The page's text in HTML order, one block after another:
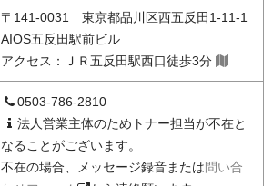
〒141-0031 東京都品川区西五反田1-11-1
AIOS五反田駅前ビル
アクセス：ＪＲ五反田駅西口徒歩3分
0503-786-2810
法人営業主体のためトナー担当が不在と
なることがございます。
不在の場合、メッセージ録音または問い合